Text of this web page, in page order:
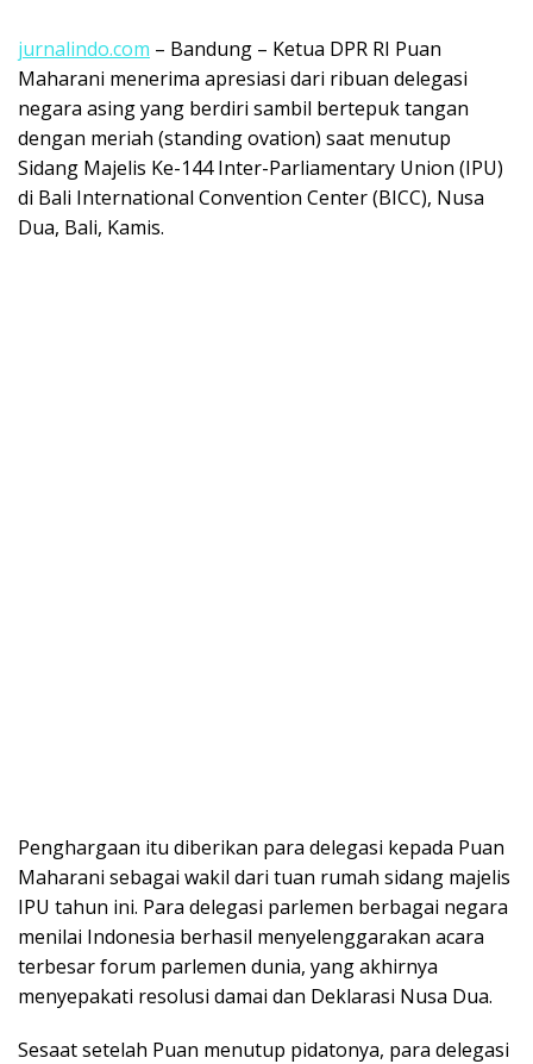
jurnalindo.com – Bandung – Ketua DPR RI Puan
Maharani menerima apresiasi dari ribuan delegasi
negara asing yang berdiri sambil bertepuk tangan
dengan meriah (standing ovation) saat menutup
Sidang Majelis Ke-144 Inter-Parliamentary Union (IPU)
di Bali International Convention Center (BICC), Nusa
Dua, Bali, Kamis.
Penghargaan itu diberikan para delegasi kepada Puan
Maharani sebagai wakil dari tuan rumah sidang majelis
IPU tahun ini. Para delegasi parlemen berbagai negara
menilai Indonesia berhasil menyelenggarakan acara
terbesar forum parlemen dunia, yang akhirnya
menyepakati resolusi damai dan Deklarasi Nusa Dua.
Sesaat setelah Puan menutup pidatonya, para delegasi